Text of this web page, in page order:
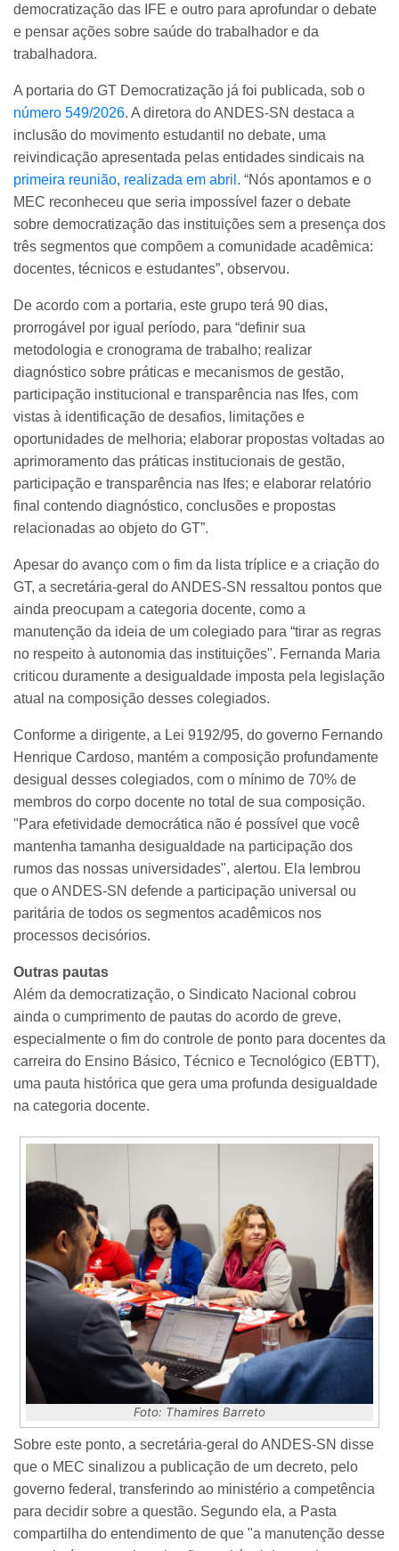
democratização das IFE e outro para aprofundar o debate
e pensar ações sobre saúde do trabalhador e da
trabalhadora.
A portaria do GT Democratização já foi publicada, sob o
número 549/2026. A diretora do ANDES-SN destaca a
inclusão do movimento estudantil no debate, uma
reivindicação apresentada pelas entidades sindicais na
primeira reunião, realizada em abril . “Nós apontamos e o
MEC reconheceu que seria impossível fazer o debate
sobre democratização das instituições sem a presença dos
três segmentos que compõem a comunidade acadêmica:
docentes, técnicos e estudantes”, observou.
De acordo com a portaria, este grupo terá 90 dias,
prorrogável por igual período, para “definir sua
metodologia e cronograma de trabalho; realizar
diagnóstico sobre práticas e mecanismos de gestão,
participação institucional e transparência nas Ifes, com
vistas à identificação de desafios, limitações e
oportunidades de melhoria; elaborar propostas voltadas ao
aprimoramento das práticas institucionais de gestão,
participação e transparência nas Ifes; e elaborar relatório
final contendo diagnóstico, conclusões e propostas
relacionadas ao objeto do GT”.
Apesar do avanço com o fim da lista tríplice e a criação do
GT, a secretária-geral do ANDES-SN ressaltou pontos que
ainda preocupam a categoria docente, como a
manutenção da ideia de um colegiado para “tirar as regras
no respeito à autonomia das instituições". Fernanda Maria
criticou duramente a desigualdade imposta pela legislação
atual na composição desses colegiados.
Conforme a dirigente, a Lei 9192/95, do governo Fernando
Henrique Cardoso, mantém a composição profundamente
desigual desses colegiados, com o mínimo de 70% de
membros do corpo docente no total de sua composição.
"Para efetividade democrática não é possível que você
mantenha tamanha desigualdade na participação dos
rumos das nossas universidades", alertou. Ela lembrou
que o ANDES-SN defende a participação universal ou
paritária de todos os segmentos acadêmicos nos
processos decisórios.
Outras pautas
Além da democratização, o Sindicato Nacional cobrou
ainda o cumprimento de pautas do acordo de greve,
especialmente o fim do controle de ponto para docentes da
carreira do Ensino Básico, Técnico e Tecnológico (EBTT),
uma pauta histórica que gera uma profunda desigualdade
na categoria docente.
Foto: Thamires Barreto
Sobre este ponto, a secretária-geral do ANDES-SN disse
que o MEC sinalizou a publicação de um decreto, pelo
governo federal, transferindo ao ministério a competência
para decidir sobre a questão. Segundo ela, a Pasta
compartilha do entendimento de que "a manutenção desse